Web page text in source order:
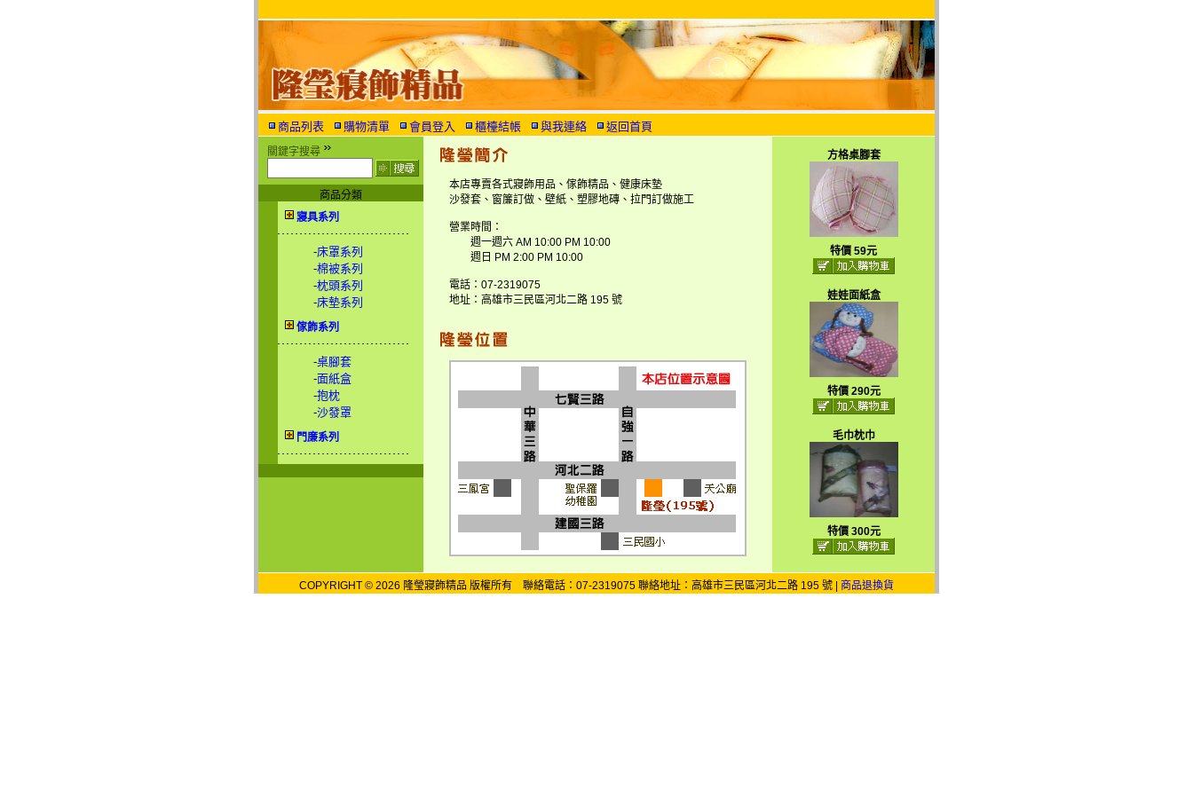
商品列表 購物清單 會員登入 櫃檯結帳 與我連絡 返回首頁
關鍵字搜尋
商品分類
寢具系列
-床罩系列
-棉被系列
-枕頭系列
-床墊系列
傢飾系列
-桌腳套
-面紙盒
-抱枕
-沙發罩
門廉系列
本店專賣各式寢飾用品、傢飾精品、健康床墊
沙發套、窗簾訂做、壁紙、塑膠地磚、拉門訂做施工
營業時間：
週一週六 AM 10:00 PM 10:00
週日 PM 2:00 PM 10:00
電話：07-2319075
地址：高雄市三民區河北二路 195 號
方格桌腳套
特價 59元
娃娃面紙盒
特價 290元
毛巾枕巾
特價 300元
COPYRIGHT © 2026 隆瑩寢飾精品 版權所有 聯絡電話：07-2319075 聯絡地址：高雄市三民區河北二路 195 號 | 商品退換貨